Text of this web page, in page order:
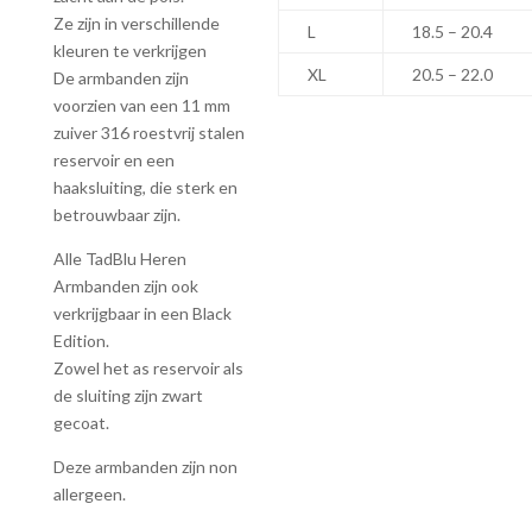
Ze zijn in verschillende
kleuren te verkrijgen
De armbanden zijn
voorzien van een 11 mm
zuiver 316 roestvrij stalen
reservoir en een
haaksluiting, die sterk en
betrouwbaar zijn.
Alle TadBlu Heren
Armbanden zijn ook
verkrijgbaar in een Black
Edition.
Zowel het as reservoir als
de sluiting zijn zwart
gecoat.
Deze armbanden zijn non
allergeen.
L 18.5 – 20.4
XL 20.5 – 22.0